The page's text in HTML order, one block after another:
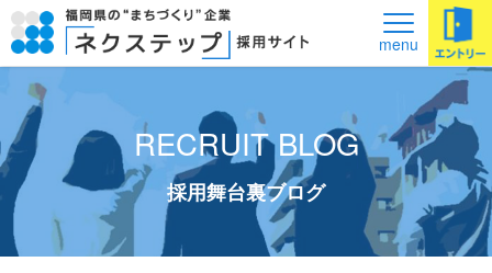
メ
ニ
ュ
menu
RECRUIT BLOG
採用舞台裏ブログ